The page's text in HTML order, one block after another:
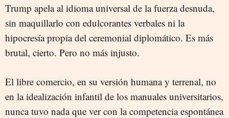
Trump apela al idioma universal de la fuerza desnuda,
sin maquillarlo con edulcorantes verbales ni la
hipocresía propia del ceremonial diplomático. Es más
brutal, cierto. Pero no más injusto.
El libre comercio, en su versión humana y terrenal, no
en la idealización infantil de los manuales universitarios,
nunca tuvo nada que ver con la competencia espontánea